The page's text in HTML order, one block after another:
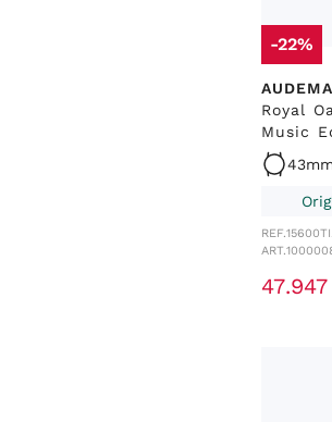
-22%
Royal
Music
REF.
ART.
47.947